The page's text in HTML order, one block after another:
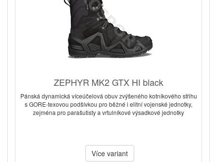
ZEPHYR MK2 GTX HI black
Pánská dynamická víceúčelová obuv zvýšeného kotníkového střihu
s GORE-texovou podšívkou pro běžné i elitní vojenské jednotky,
zejména pro parašutisty a vrtulníkové výsadkové jednotky
Více variant